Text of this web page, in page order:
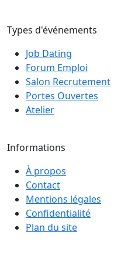
Types d'événements
Job Dating
Forum Emploi
Salon Recrutement
Portes Ouvertes
Atelier
Informations
À propos
Contact
Mentions légales
Confidentialité
Plan du site